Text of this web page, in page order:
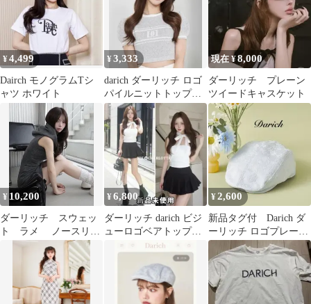
¥4,499
Dairch モノグラムTシ
ャツ ホワイト
¥3,333
darich ダーリッチ ロゴ
パイルニットトップス
グレー
現在 ¥8,000
ダーリッチ プレーン
ツイードキャスケット
¥10,200
ダーリッチ スウェッ
ト ラメ ノースリー
ブ フーディ ミニワンピ
¥6,800
ダーリッチ darich ビジ
ューロゴベアトップ
WHT ホワイト
¥2,600
新品タグ付 Darich ダ
ーリッチ ロゴプレート
ハンチング ベレー帽